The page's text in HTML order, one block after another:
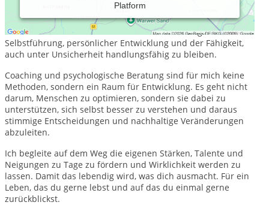
Platform
Ich begleite Menschen in Verantwortung dabei, in komplexen
Situationen Klarheit zu gewinnen, gute Entscheidungen zu
treffen und wirksam zu handeln. Mein Fokus liegt auf
Selbstführung, persönlicher Entwicklung und der Fähigkeit,
auch unter Unsicherheit handlungsfähig zu bleiben.
Coaching und psychologische Beratung sind für mich keine
Methoden, sondern ein Raum für Entwicklung. Es geht nicht
darum, Menschen zu optimieren, sondern sie dabei zu
unterstützen, sich selbst besser zu verstehen und daraus
stimmige Entscheidungen und nachhaltige Veränderungen
abzuleiten.
Ich begleite auf dem Weg die eigenen Stärken, Talente und
Neigungen zu Tage zu fördern und Wirklichkeit werden zu
lassen. Damit das lebendig wird, was dich ausmacht. Für ein
Leben, das du gerne lebst und auf das du einmal gerne
zurückblickst.